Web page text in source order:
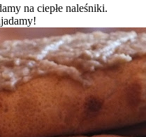
na ciepłe naleśniki.